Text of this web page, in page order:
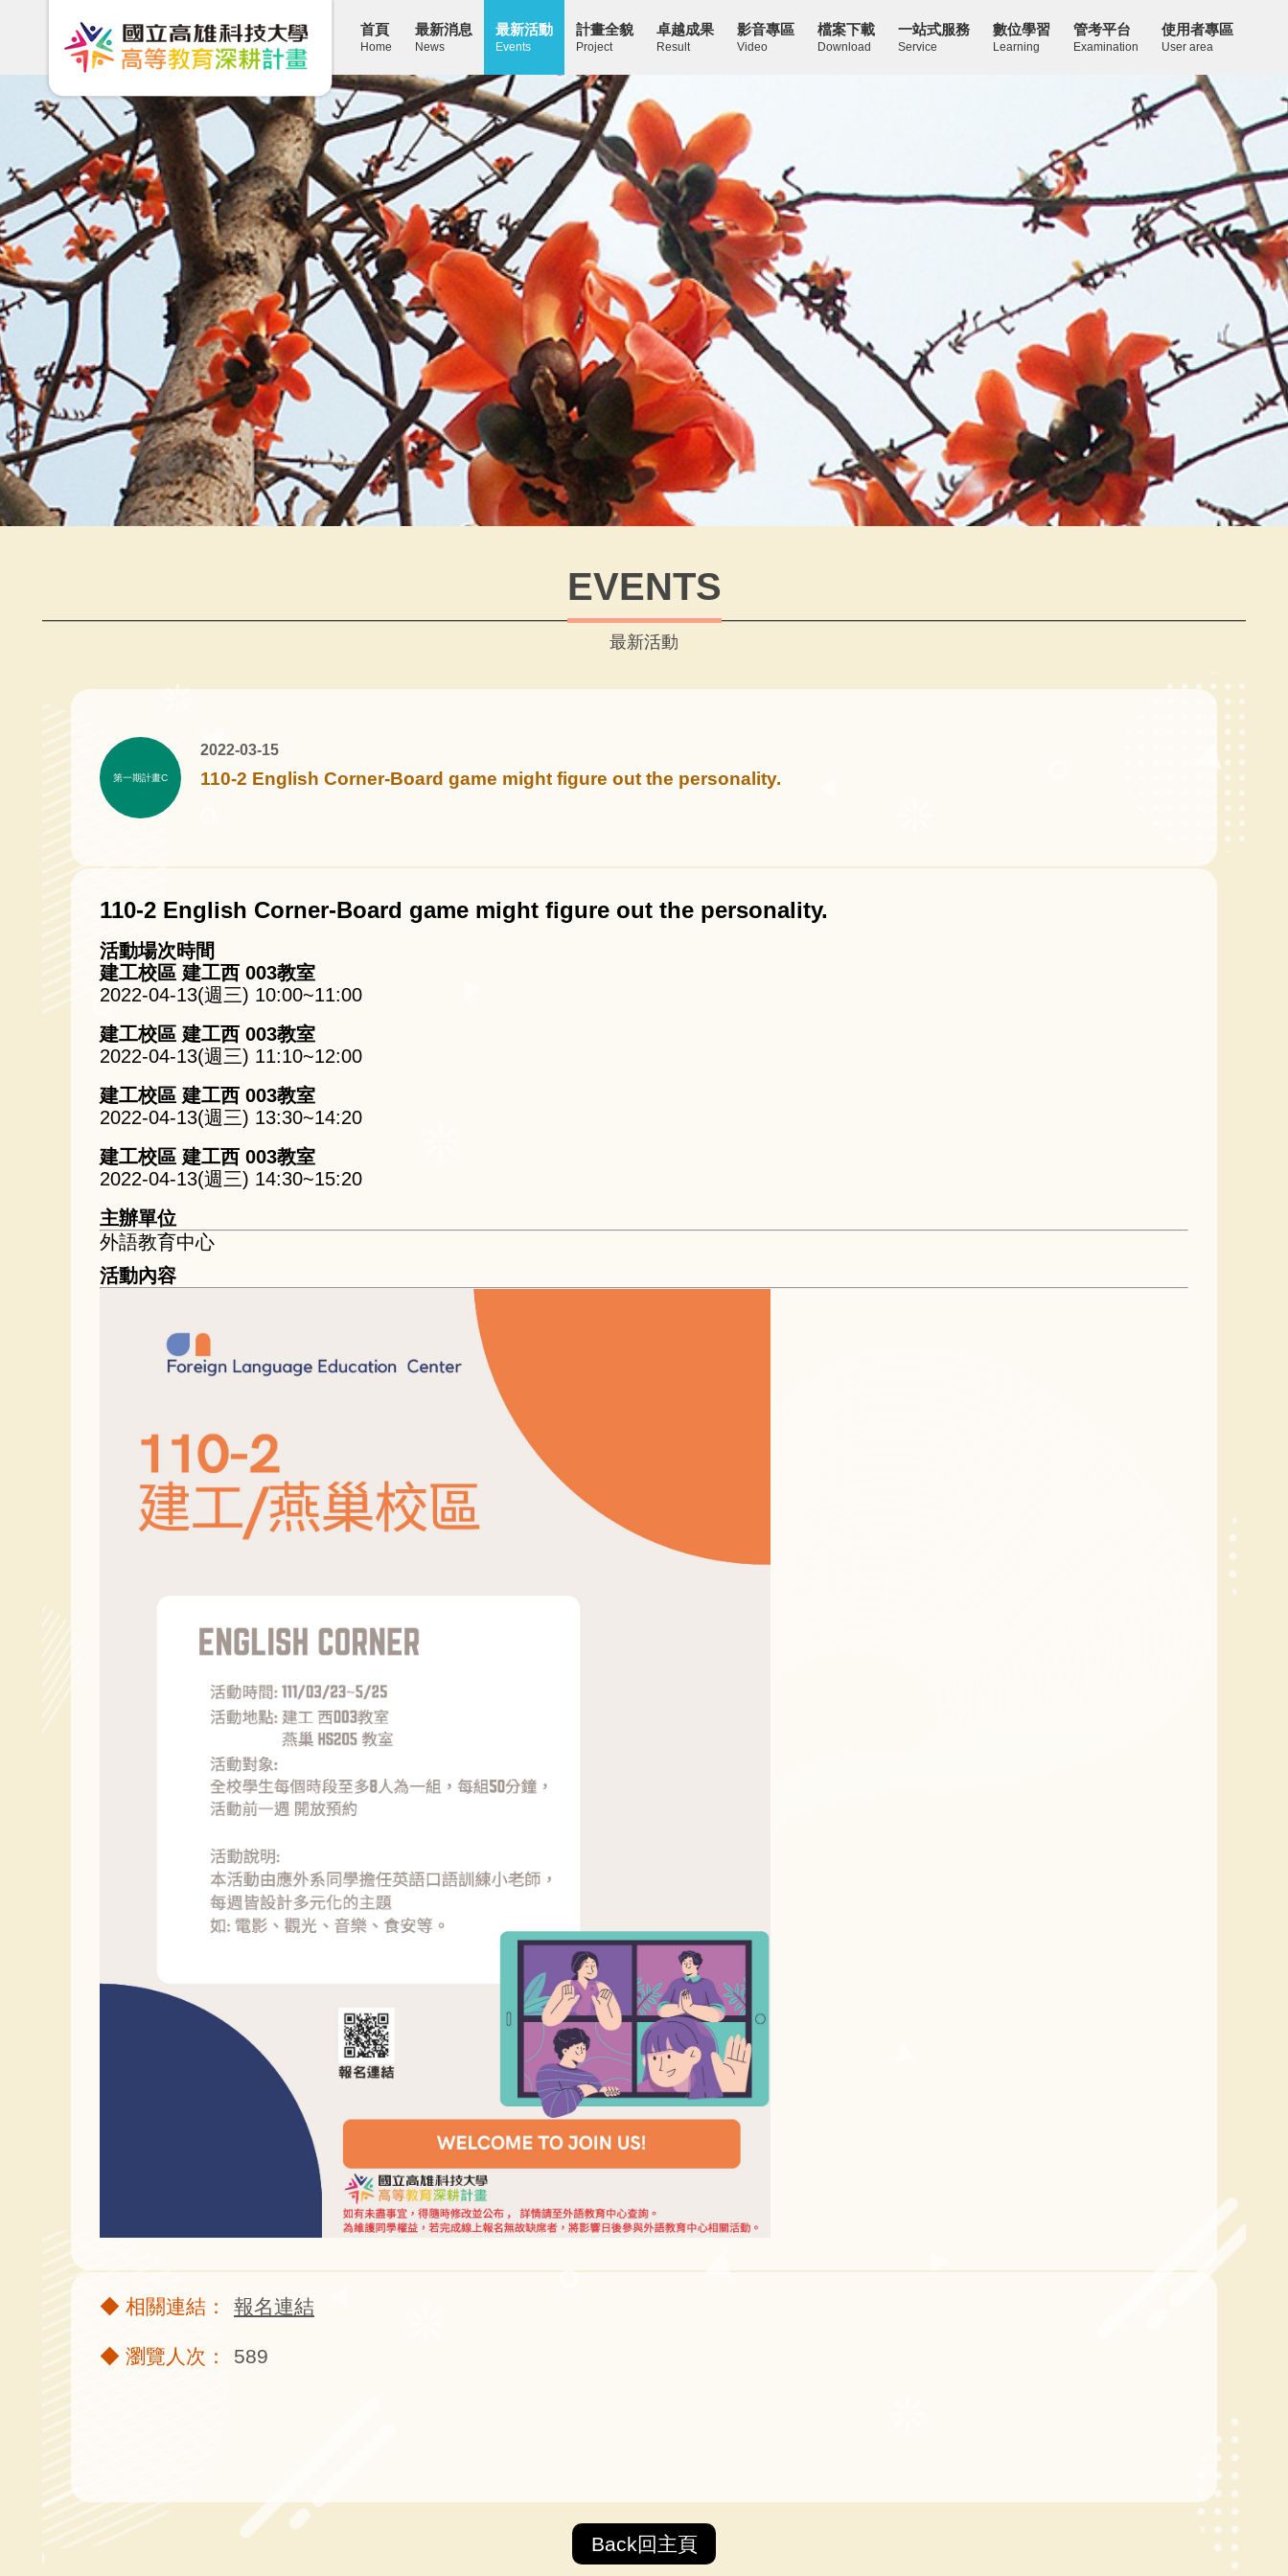
首頁
Home
最新消息
News
最新活動
Events
計畫全貌
Project
卓越成果
Result
影音專區
Video
檔案下載
Download
一站式服務
Service
數位學習
Learning
管考平台
Examination
使用者專區
User area
EVENTS
最新活動
第一期計畫C
2022-03-15
110-2 English Corner-Board game might figure out the personality.
110-2 English Corner-Board game might figure out the personality.
活動場次時間
建工校區 建工西 003教室
2022-04-13(週三) 10:00~11:00
建工校區 建工西 003教室
2022-04-13(週三) 11:10~12:00
建工校區 建工西 003教室
2022-04-13(週三) 13:30~14:20
建工校區 建工西 003教室
2022-04-13(週三) 14:30~15:20
主辦單位
外語教育中心
活動內容
報名連結
589
Back回主頁